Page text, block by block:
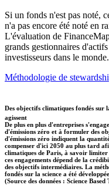
Si un fonds n'est pas noté,
n'a pas encore été noté en
L'évaluation de
grands gestionnaires
investisseurs dans le
Méthodologie de
Des objectifs climatiques fondés sur
agissent
De plus en plus d'entreprises
d'émissions zéro et à formuler des
d'émissions zéro indiquent la
compenser d'ici 2050 au plus tard
climatiques de Paris, à savoir
ces engagements dépend de la
des objectifs intermédiaires. La
fondés sur la science a été
(Source des données : Science